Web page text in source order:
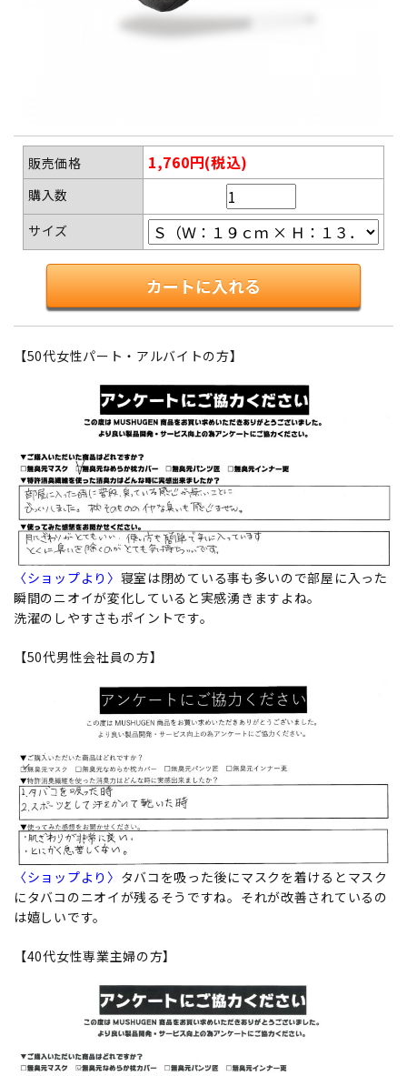
販売価格 1,760円(税込)
購入数
サイズ
【50代女性パート・アルバイトの方】
〈ショップより〉 寝室は閉めている事も多いので部屋に入った
瞬間のニオイが変化していると実感湧きますよね。
洗濯のしやすさもポイントです。
【50代男性会社員の方】
〈ショップより〉 タバコを吸った後にマスクを着けるとマスク
にタバコのニオイが残るそうですね。それが改善されているの
は嬉しいです。
【40代女性専業主婦の方】